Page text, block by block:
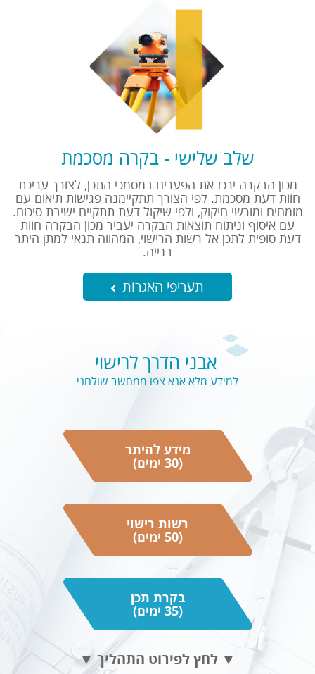
שלב שלישי - בקרה מסכמת
מכון הבקרה ירכז את הפערים במסמכי התכן, לצורך עריכת
חוות דעת מסכמת. לפי הצורך תתקיימנה פגישות תיאום עם
מומחים ומורשי חיקוק, ולפי שיקול דעת תתקיים ישיבת סיכום.
עם איסוף וניתוח תוצאות הבקרה יעביר מכון הבקרה חוות
דעת סופית לתכן אל רשות הרישוי, המהווה תנאי למתן היתר
בנייה.
תעריפי האגרות
אבני הדרך לרישוי
למידע מלא אנא צפו ממחשב שולחני
מידע להיתר
(30 ימים)
רשות רישוי
(50 ימים)
בקרת תכן
(35 ימים)
▼ לחץ לפירוט התהליך ▼
תהליך התכן